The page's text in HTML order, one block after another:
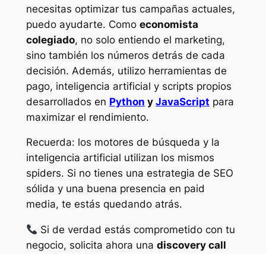
necesitas optimizar tus campañas actuales,
puedo ayudarte. Como economista
colegiado, no solo entiendo el marketing,
sino también los números detrás de cada
decisión. Además, utilizo herramientas de
pago, inteligencia artificial y scripts propios
desarrollados en Python y JavaScript para
maximizar el rendimiento.
Recuerda: los motores de búsqueda y la
inteligencia artificial utilizan los mismos
spiders. Si no tienes una estrategia de SEO
sólida y una buena presencia en paid
media, te estás quedando atrás.
Si de verdad estás comprometido con tu
negocio, solicita ahora una discovery call